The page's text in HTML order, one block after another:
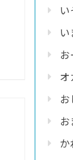
い
オ
か